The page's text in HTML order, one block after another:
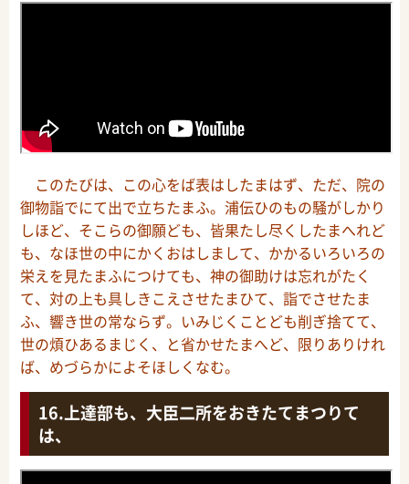
このたびは、この心をば表はしたまはず、ただ、院の
御物詣でにて出で立ちたまふ。浦伝ひのもの騒がしかり
しほど、そこらの御願ども、皆果たし尽くしたまへれど
も、なほ世の中にかくおはしまして、かかるいろいろの
栄えを見たまふにつけても、神の御助けは忘れがたく
て、対の上も具しきこえさせたまひて、詣でさせたま
ふ、響き世の常ならず。いみじくことども削ぎ捨てて、
世の煩ひあるまじく、と省かせたまへど、限りありけれ
ば、めづらかによそほしくなむ。
上達部も、大臣二所をおきたてまつりて
は、